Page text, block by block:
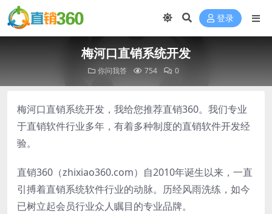
登录
梅河口直销系统开发
你问我答 754 0
梅河口直销系统开发，我给您推荐直销360。我们专业
于直销软件行业多年，有着多种制度的直销软件开发经
验。
直销360（zhixiao360.com）自2010年诞生以来，一直
引搏着直销系统软件行业的动脉。历经风雨洗练，如今
已树立起会员行业众人瞩目的专业品牌。